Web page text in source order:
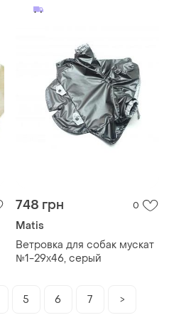
748 грн 0
Matis
Ветровка для собак мускат
№1-29х46, серый
5 6 7 >